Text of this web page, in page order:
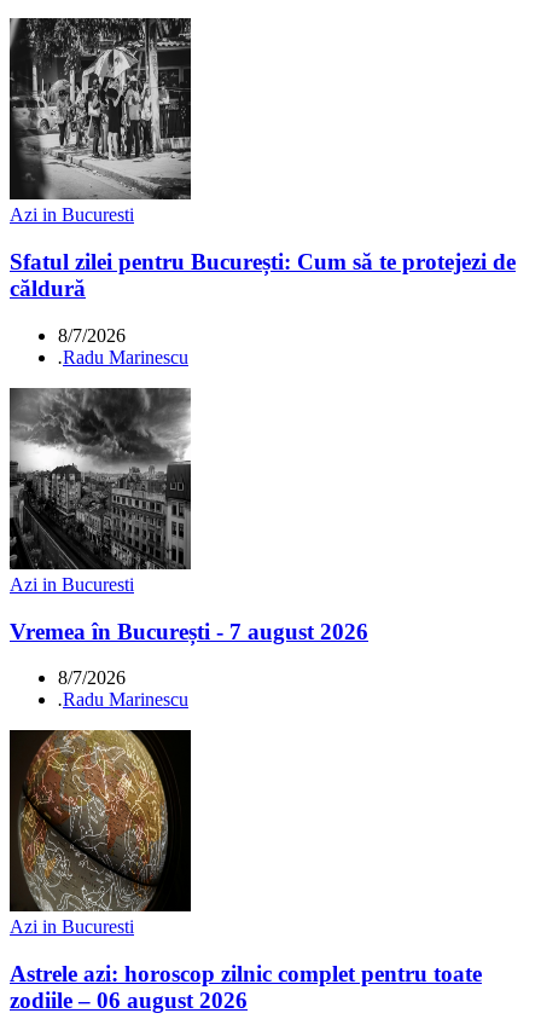
Azi in Bucuresti
Sfatul zilei pentru București: Cum să te protejezi de
căldură
8/7/2026
.Radu Marinescu
Azi in Bucuresti
Vremea în București - 7 august 2026
8/7/2026
.Radu Marinescu
Azi in Bucuresti
Astrele azi: horoscop zilnic complet pentru toate
zodiile – 06 august 2026